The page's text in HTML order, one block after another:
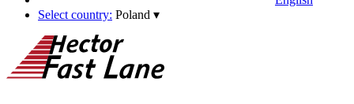
Select country: Poland ▾